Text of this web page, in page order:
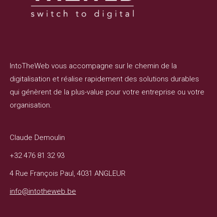
IntoTheWeb vous accompagne sur le chemin de la
digitalisation et réalise rapidement des solutions durables
qui génèrent de la plus-value pour votre entreprise ou votre
organisation.
Claude Demoulin
+32 476 81 32 93
4 Rue François Paul, 4031 ANGLEUR
info@intotheweb.be